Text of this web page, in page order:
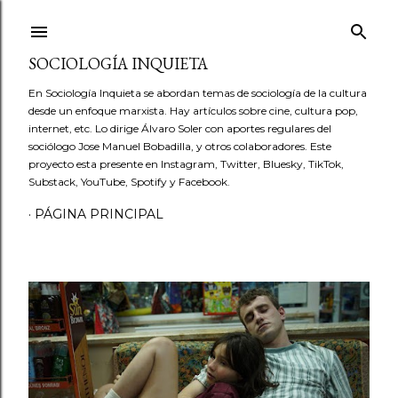
SOCIOLOGÍA INQUIETA
En Sociología Inquieta se abordan temas de sociología de la cultura
desde un enfoque marxista. Hay artículos sobre cine, cultura pop,
internet, etc. Lo dirige Álvaro Soler con aportes regulares del
sociólogo Jose Manuel Bobadilla, y otros colaboradores. Este
proyecto esta presente en Instagram, Twitter, Bluesky, TikTok,
Substack, YouTube, Spotify y Facebook.
PÁGINA PRINCIPAL
E
n
t